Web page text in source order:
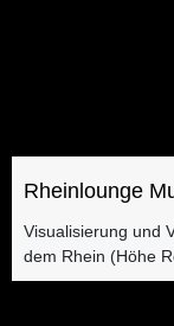
Rheinlounge
Visualisierung und
dem Rhein (Höhe